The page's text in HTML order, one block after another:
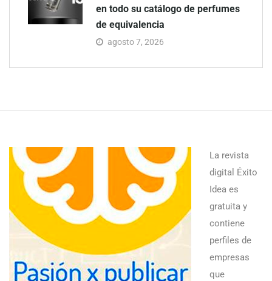
en todo su catálogo de perfumes
de equivalencia
agosto 7, 2026
La revista
digital Éxito
Idea es
gratuita y
contiene
perfiles de
empresas
que